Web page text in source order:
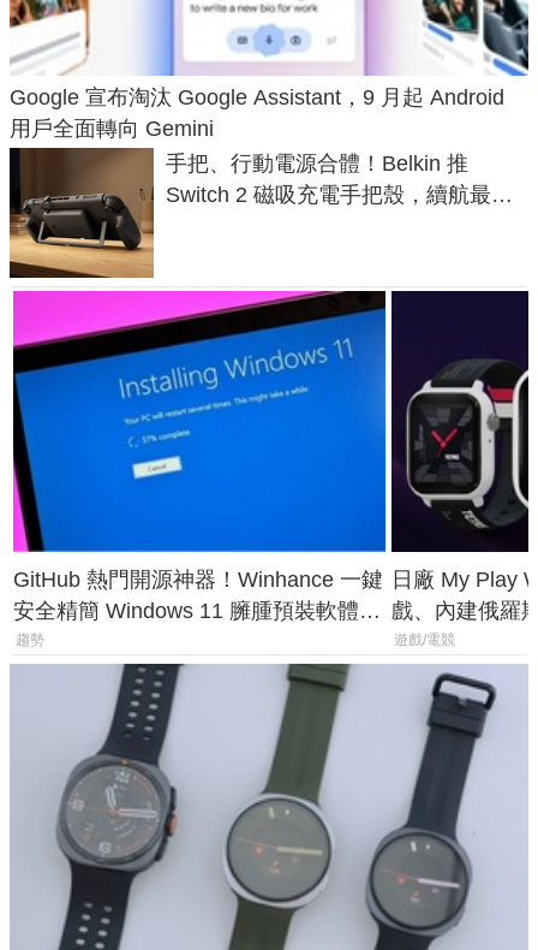
Google 宣布淘汰 Google Assistant，9 月起 Android
用戶全面轉向 Gemini
手把、行動電源合體！Belkin 推
Switch 2 磁吸充電手把殼，續航最高
GitHub 熱門開源神器！Winhance 一鍵
安全精簡 Windows 11 臃腫預裝軟體與
後台追蹤
趨勢
日廠 My Play
戲、內建俄羅
過竟然不能連
遊戲/電競